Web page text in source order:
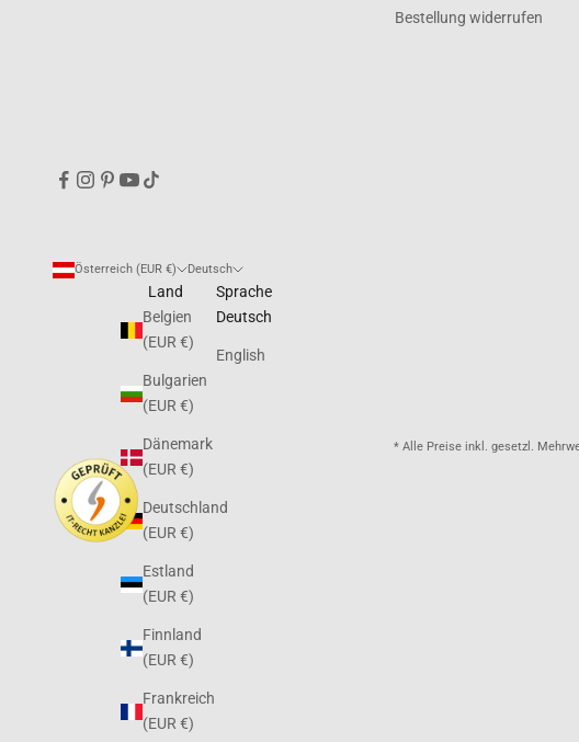
Bestellung widerrufen
Österreich (EUR €)
Land
Belgien
(EUR €)
Bulgarien
(EUR €)
Dänemark
(EUR €)
Deutschland
(EUR €)
Estland
(EUR €)
Finnland
(EUR €)
Frankreich
(EUR €)
Deutsch
Sprache
Deutsch
English
* Alle Preise inkl. gesetzl.